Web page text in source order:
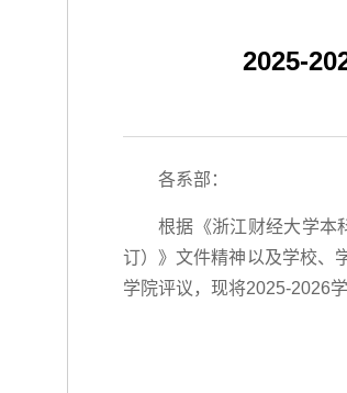
2025-
各系部：
根据《浙江财经大学本
订）》文件精神以及学校、
学院评议，现将2025-2026